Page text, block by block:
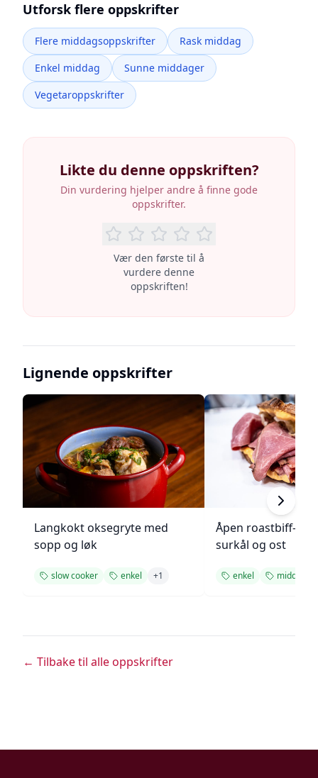
Utforsk flere oppskrifter
Flere middagsoppskrifter
Rask middag
Enkel middag
Sunne middager
Vegetaroppskrifter
Likte du denne oppskriften?
Din vurdering hjelper andre å finne gode
oppskrifter.
Vær den første til å
vurdere denne
oppskriften!
Lignende oppskrifter
Langkokt oksegryte med
sopp og løk
slow cooker enkel +1
Åpen roastbiff-
surkål og ost
enkel middag
← Tilbake til alle oppskrifter